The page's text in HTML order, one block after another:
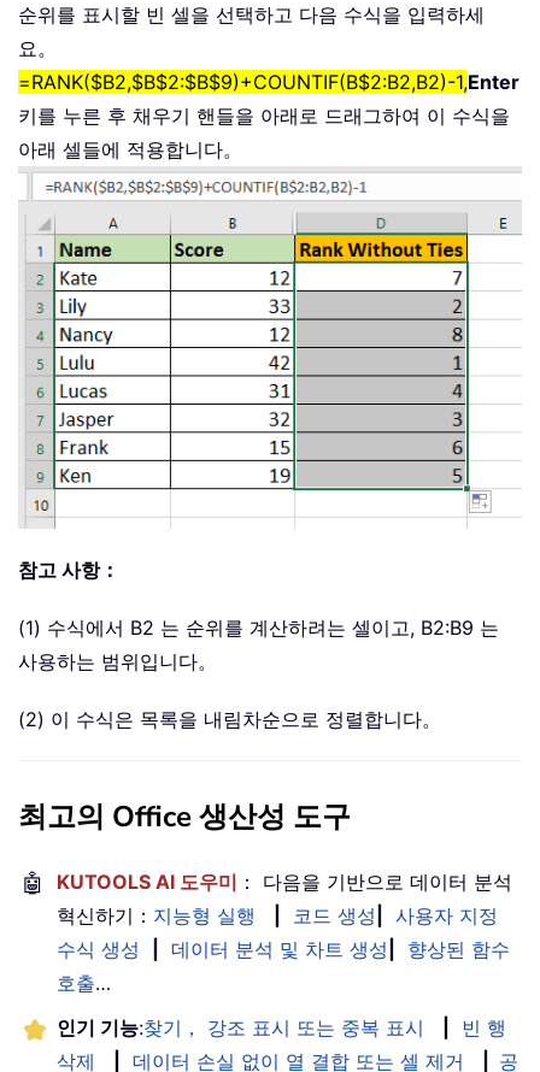
순위를 표시할 빈 셀을 선택하고 다음 수식을 입력하세
요。
=RANK($B2,$B$2:$B$9)+COUNTIF(B$2:B2,B2)-1,Enter
키를 누른 후 채우기 핸들을 아래로 드래그하여 이 수식을
아래 셀들에 적용합니다。
참고 사항：
(1) 수식에서 B2 는 순위를 계산하려는 셀이고, B2:B9 는
사용하는 범위입니다。
(2) 이 수식은 목록을 내림차순으로 정렬합니다。
최고의 Office 생산성 도구
🤖 KUTOOLS AI 도우미 ： 다음을 기반으로 데이터 분석
혁신하기： 지능형 실행 코드 생성
사용자 지정
수식 생성
데이터 분석 및 차트 생성
향상된 함수
호출…
인기 기능:찾기， 강조 표시 또는 중복 표시
빈 행
삭제
데이터 손실 없이 열 결합 또는 셀 제거 공